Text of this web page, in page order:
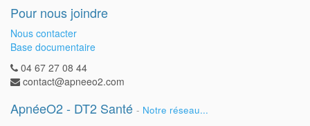
Pour nous joindre
Nous contacter
Base documentaire
04 67 27 08 44
contact@apneeo2.com
ApnéeO2 - DT2 Santé - Notre réseau...